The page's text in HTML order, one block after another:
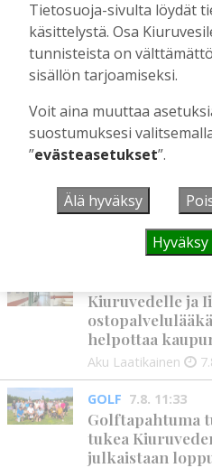
joukkueella ja
yleisurheilun
Tilaajille
Aku Laatikainen
UUSIMMAT
MIELIPIDE 7.8.
Terveisiä
Vilho Ruotsalainen
Kiuruvedelle ja
helpottaa
Aku Laatikainen
GOLF 7.8. 11:33
Golftapahtuma
tukea
julkaistaan
Tietosuoja-sivulta löydät
käsittelystä. Osa
tunnisteista on
sisällön tarjoamiseksi.
Voit aina muuttaa
suostumuksesi
”evästeasetukset”.
Älä hyväksy